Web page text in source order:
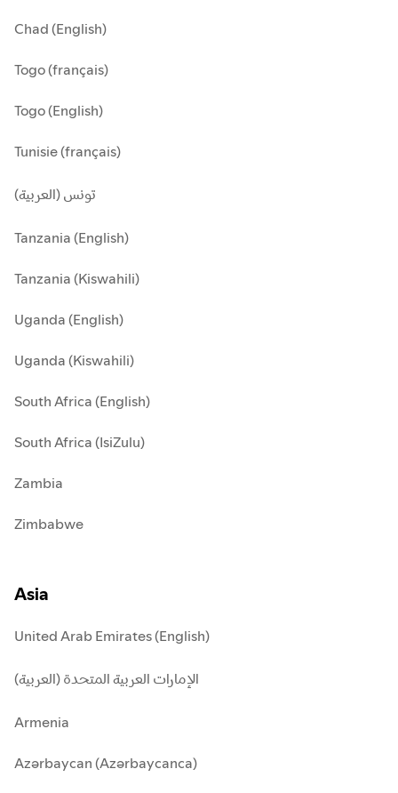
Chad (English)
Togo (français)
Togo (English)
Tunisie (français)
تونس (العربية)
Tanzania (English)
Tanzania (Kiswahili)
Uganda (English)
Uganda (Kiswahili)
South Africa (English)
South Africa (IsiZulu)
Zambia
Zimbabwe
Asia
United Arab Emirates (English)
الإمارات العربية المتحدة (العربية)
Armenia
Azərbaycan (Azərbaycanca)